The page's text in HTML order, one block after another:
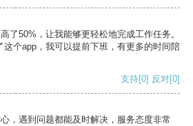
了50%，让我能够更轻松地完成工作任务。
个app，我可以提前下班，有更多的时间陪
支持[0] 反对[0]
，遇到问题都能及时解决，服务态度非常